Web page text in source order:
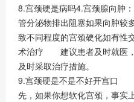
8.宫颈硬是病吗4.宫颈腺向肿
管分泌物排出阻塞如果向肿较
致不同程度的宫颈硬化如有性
术治疗 建议患者及时就医，
及时采取治疗措施。
9.宫颈硬是不是不好开宫
先，如果你想软化宫颈，事实